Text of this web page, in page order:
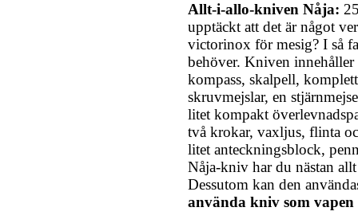
Allt-i-allo-kniven Nåja:
upptäckt att det är något
victorinox för mesig? I så
behöver. Kniven innehåller
kompass, skalpell,
skruvmejslar, en
litet kompakt
två krokar, vaxljus, flinta
litet anteckningsblock,
Nåja-kniv har du nästan
Dessutom kan den
använda kniv som